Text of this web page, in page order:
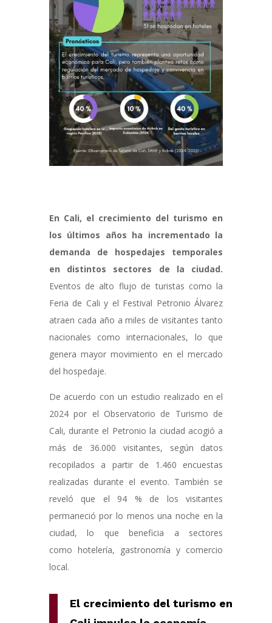
En Cali, el crecimiento del turismo en
los últimos años ha incrementado la
demanda de hospedajes temporales
en distintos sectores de la ciudad.
Eventos de alto flujo de turistas como la
Feria de Cali y el Festival Petronio Álvarez
atraen cada año a miles de visitantes tanto
nacionales como internacionales, lo que
genera mayor movimiento en el mercado
del hospedaje.
De acuerdo con un estudio realizado en el
2024 por el Observatorio de Turismo de
Cali, durante el Petronio la ciudad acogió a
más de 36.000 visitantes, según datos
recopilados a partir de 1.460 encuestas
realizadas durante el evento. También se
reveló que el 94 % de los visitantes
permaneció por lo menos una noche en la
ciudad, lo que beneficia a sectores
como hotelería, gastronomía y comercio
local.
El crecimiento del turismo en